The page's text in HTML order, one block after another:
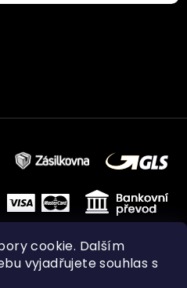
cookie. Dalším
vyjadřujete souhlas s